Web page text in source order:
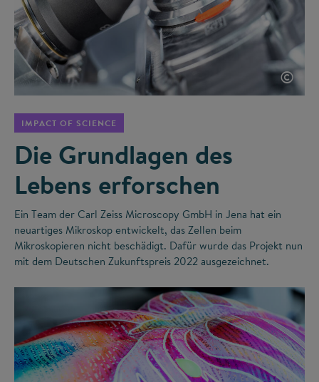
©
IMPACT OF SCIENCE
Die Grundlagen des
Lebens erforschen
Ein Team der Carl Zeiss Microscopy GmbH in Jena hat ein
neuartiges Mikroskop entwickelt, das Zellen beim
Mikroskopieren nicht beschädigt. Dafür wurde das Projekt nun
mit dem Deutschen Zukunftspreis 2022 ausgezeichnet.